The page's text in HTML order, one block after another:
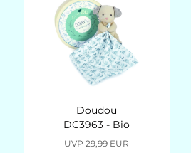
Doudou
DC3963 - Bio
Hund mit
UVP 29,99 EUR